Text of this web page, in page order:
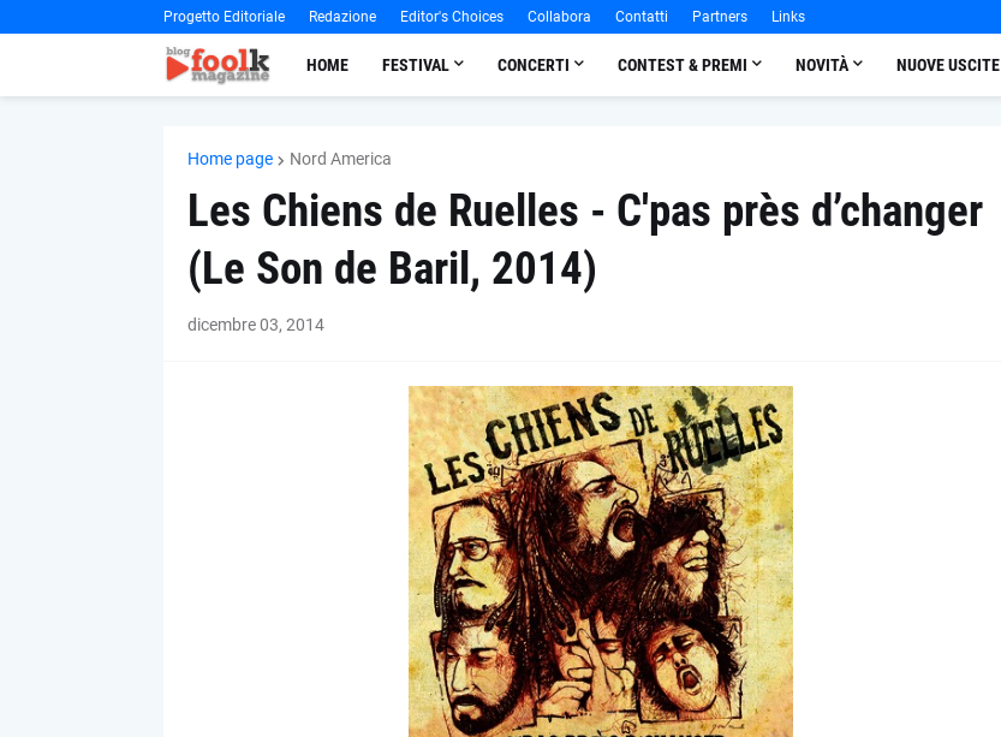
Progetto Editoriale Redazione Editor's Choices Collabora Contatti Partners Links
HOME FESTIVAL CONCERTI CONTEST & PREMI NOVITÀ NUOVE USCITE
Home page Nord America
Les Chiens de Ruelles - C'pas près d’changer
(Le Son de Baril, 2014)
dicembre 03, 2014